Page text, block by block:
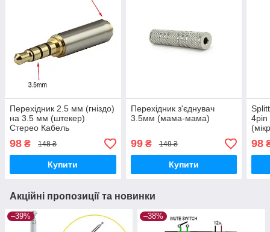
Перехідник 2.5 мм (гніздо)
на 3.5 мм (штекер)
Стерео Кабель
98 ₴ 148 ₴
Купити
Перехідник з'єднувач
3.5мм (мама-мама)
99₴ 149 ₴
Купити
4pin
98
Акційні пропозиції та новинки
–39% –38%